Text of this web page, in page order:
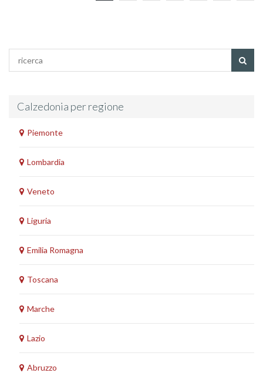
Calzedonia per regione
Piemonte
Lombardia
Veneto
Liguria
Emilia Romagna
Toscana
Marche
Lazio
Abruzzo